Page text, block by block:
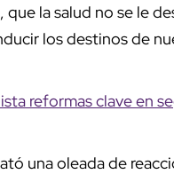
la salud no se le
los destinos de
reformas clave en
una oleada de